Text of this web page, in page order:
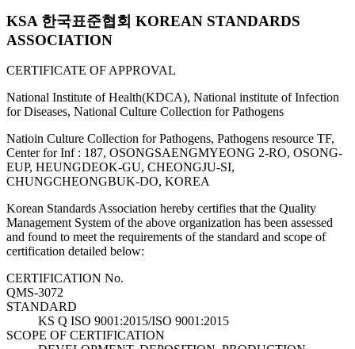
KSA 한국표준협회 KOREAN STANDARDS
ASSOCIATION
CERTIFICATE OF APPROVAL
National Institute of Health(KDCA), National institute of Infection
for Diseases, National Culture Collection for Pathogens
Natioin Culture Collection for Pathogens, Pathogens resource TF,
Center for Inf : 187, OSONGSAENGMYEONG 2-RO, OSONG-
EUP, HEUNGDEOK-GU, CHEONGJU-SI,
CHUNGCHEONGBUK-DO, KOREA
Korean Standards Association hereby certifies that the Quality
Management System of the above organization has been assessed
and found to meet the requirements of the standard and scope of
certification detailed below:
CERTIFICATION No.
QMS-3072
STANDARD
KS Q ISO 9001:2015/ISO 9001:2015
SCOPE OF CERTIFICATION